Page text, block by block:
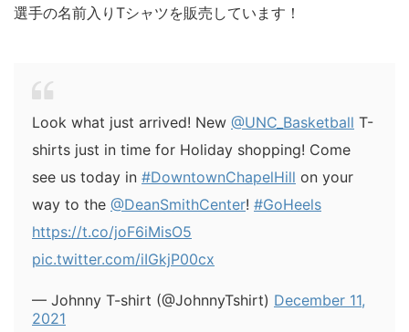
選手の名前入りTシャツを販売しています！
Look what just arrived! New @UNC_Basketball T-
shirts just in time for Holiday shopping! Come
see us today in #DowntownChapelHill on your
way to the @DeanSmithCenter! #GoHeels
https://t.co/joF6iMisO5
pic.twitter.com/iIGkjP00cx
— Johnny T-shirt (@JohnnyTshirt) December 11,
2021